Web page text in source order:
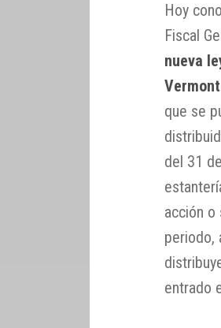
Hoy
Fiscal
nueva
Vermont
que se
del 31
acción
periodo,
entrado